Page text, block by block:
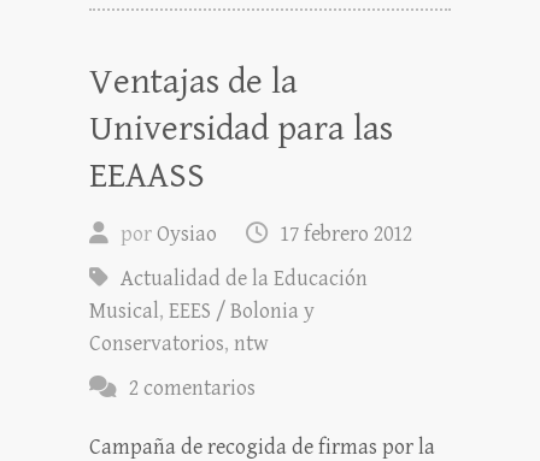
Ventajas de la
Universidad para las
EEAASS
porOysiao
17 febrero 2012
Actualidad de la Educación
Musical, EEES / Bolonia y
Conservatorios, ntw
2 comentarios
Campaña de recogida de firmas por la